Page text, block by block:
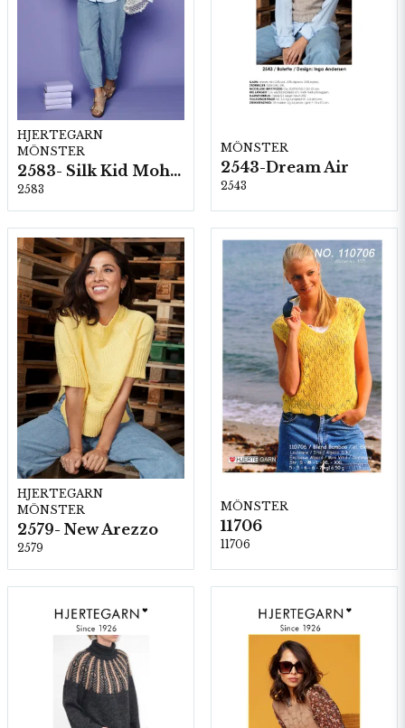
HJERTEGARN
MÖNSTER
2583- Silk Kid Mohair
2583
MÖNSTER
2543-Dream Air
2543
HJERTEGARN
MÖNSTER
2579- New Arezzo
2579
MÖNSTER
11706
11706